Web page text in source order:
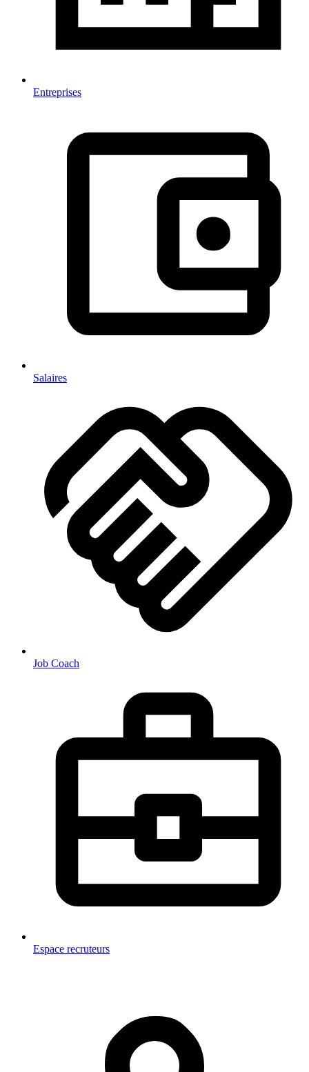
Entreprises
Salaires
Job Coach
Espace recruteurs